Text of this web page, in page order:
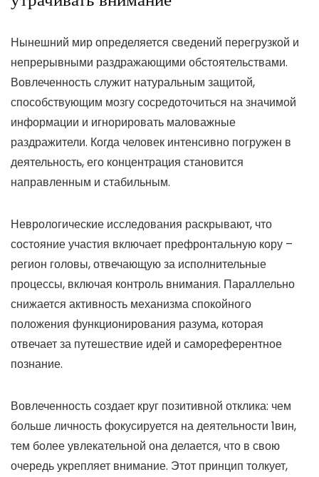
Нынешний мир определяется сведений перегрузкой и
непрерывными раздражающими обстоятельствами.
Вовлеченность служит натуральным защитой,
способствующим мозгу сосредоточиться на значимой
информации и игнорировать маловажные
раздражители. Когда человек интенсивно погружен в
деятельность, его концентрация становится
направленным и стабильным.
Неврологические исследования раскрывают, что
состояние участия включает префронтальную кору –
регион головы, отвечающую за исполнительные
процессы, включая контроль внимания. Параллельно
снижается активность механизма спокойного
положения функционирования разума, которая
отвечает за путешествие идей и самореферентное
познание.
Вовлеченность создает круг позитивной отклика: чем
больше личность фокусируется на деятельности 1вин,
тем более увлекательной она делается, что в свою
очередь укрепляет внимание. Этот принцип толкует,